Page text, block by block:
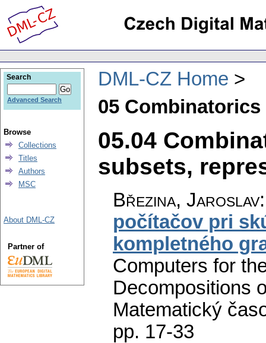
DML-CZ Home
05 Combinatorics
05.04
subsets,
Březina, Jaroslav
počítačov pri
kompletného
Computers for
Decompositions
Matematický
pp. 17-33
Search
Advanced Search
Browse
Collections
Titles
Authors
MSC
About DML-CZ
Partner of